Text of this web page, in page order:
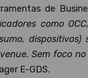
de
como
Sem foco
E-GDS.